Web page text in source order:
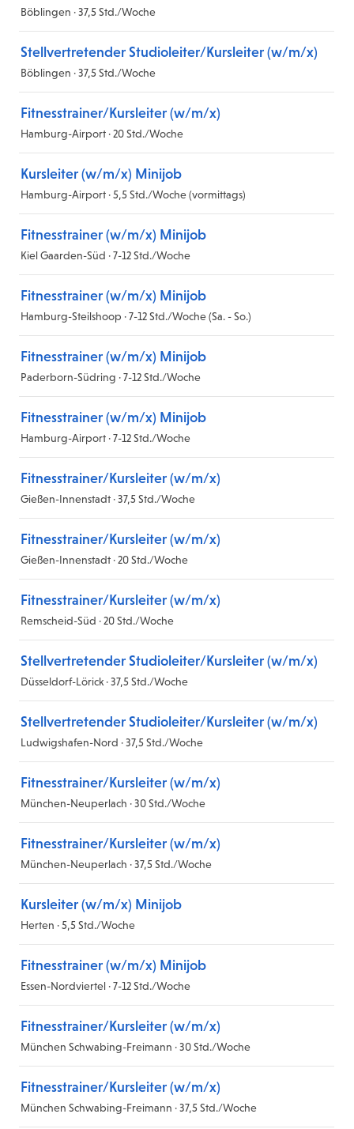
Böblingen · 37,5 Std./Woche
Stellvertretender Studioleiter/Kursleiter (w/m/x)
Böblingen · 37,5 Std./Woche
Fitnesstrainer/Kursleiter (w/m/x)
Hamburg-Airport · 20 Std./Woche
Kursleiter (w/m/x) Minijob
Hamburg-Airport · 5,5 Std./Woche (vormittags)
Fitnesstrainer (w/m/x) Minijob
Kiel Gaarden-Süd · 7-12 Std./Woche
Fitnesstrainer (w/m/x) Minijob
Hamburg-Steilshoop · 7-12 Std./Woche (Sa. - So.)
Fitnesstrainer (w/m/x) Minijob
Paderborn-Südring · 7-12 Std./Woche
Fitnesstrainer (w/m/x) Minijob
Hamburg-Airport · 7-12 Std./Woche
Fitnesstrainer/Kursleiter (w/m/x)
Gießen-Innenstadt · 37,5 Std./Woche
Fitnesstrainer/Kursleiter (w/m/x)
Gießen-Innenstadt · 20 Std./Woche
Fitnesstrainer/Kursleiter (w/m/x)
Remscheid-Süd · 20 Std./Woche
Stellvertretender Studioleiter/Kursleiter (w/m/x)
Düsseldorf-Lörick · 37,5 Std./Woche
Stellvertretender Studioleiter/Kursleiter (w/m/x)
Ludwigshafen-Nord · 37,5 Std./Woche
Fitnesstrainer/Kursleiter (w/m/x)
München-Neuperlach · 30 Std./Woche
Fitnesstrainer/Kursleiter (w/m/x)
München-Neuperlach · 37,5 Std./Woche
Kursleiter (w/m/x) Minijob
Herten · 5,5 Std./Woche
Fitnesstrainer (w/m/x) Minijob
Essen-Nordviertel · 7-12 Std./Woche
Fitnesstrainer/Kursleiter (w/m/x)
München Schwabing-Freimann · 30 Std./Woche
Fitnesstrainer/Kursleiter (w/m/x)
München Schwabing-Freimann · 37,5 Std./Woche